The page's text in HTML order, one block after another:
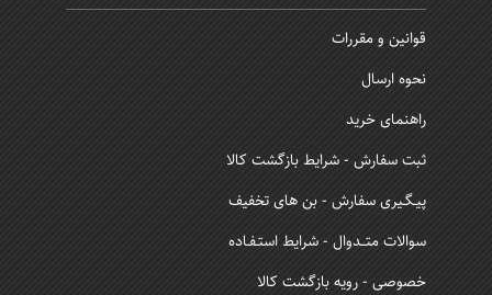
قوانین و مقررات
نحوه ارسال
راهنمای خرید
ثبت سفارش - شرایط بازگشت کالا
پیـگـیری سفارش - بن های تخفیف
سوالات متــدوال - شرایط استـفـاده
خصوصی - رویه بازگشت کالا